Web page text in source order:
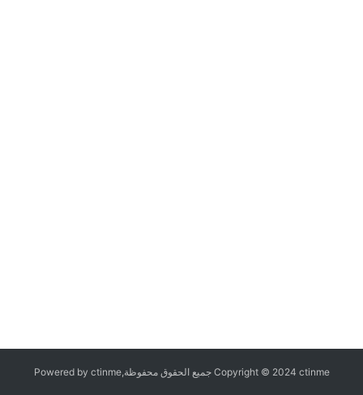
Copyright © 2024 ctinme جميع الحقوق محفوظة,Powered by ctinme